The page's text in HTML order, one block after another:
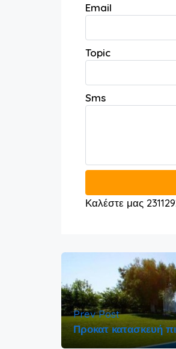
Email
Topic
Sms
Καλέστε μας
Prev Post
Προκατ κατασκευή